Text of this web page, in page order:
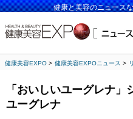
健康と美容のニュース
健康美容EXPO 健康美容EXPOニュース
「おいしいユーグレナ
ユーグレナ